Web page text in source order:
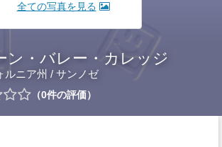
全ての写真を見る
ン・バレー・カレッジ
ルニア州 / サンノゼ
0件の評価